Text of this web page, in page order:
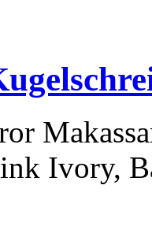
Ivory,